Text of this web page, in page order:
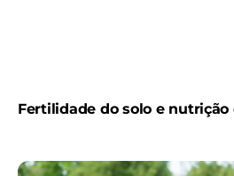
Fertilidade do solo e nutrição